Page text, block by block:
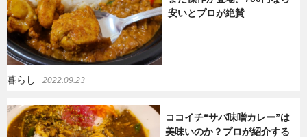
安いとプロが絶賛
暮らし 2022.09.23
ココイチ“サバ味噌カレー”は
美味いのか？プロが紹介する